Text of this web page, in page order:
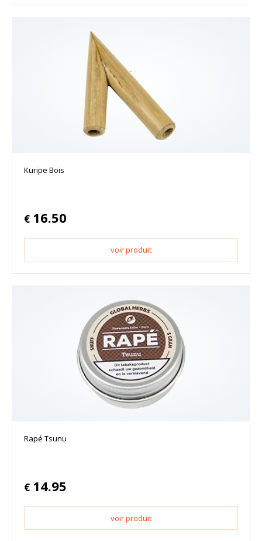
Kuripe Bois
€ 16.50
voir produit
Rapé Tsunu
€ 14.95
voir produit